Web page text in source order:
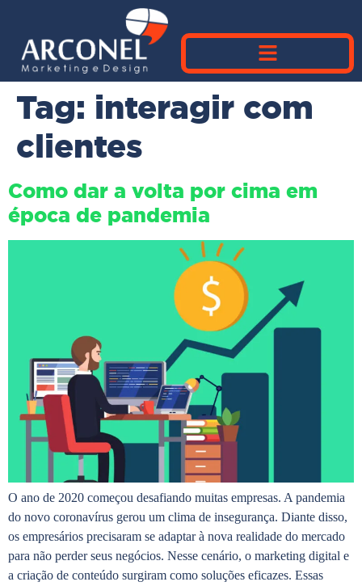
Tag: interagir com
clientes
Como dar a volta por cima em
época de pandemia
O ano de 2020 começou desafiando muitas empresas. A pandemia
do novo coronavírus gerou um clima de insegurança. Diante disso,
os empresários precisaram se adaptar à nova realidade do mercado
para não perder seus negócios. Nesse cenário, o marketing digital e
a criação de conteúdo surgiram como soluções eficazes. Essas